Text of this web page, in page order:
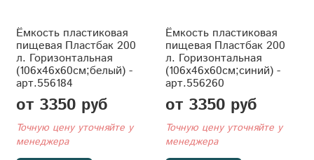
Ёмкость пластиковая
пищевая Пластбак 200
л. Горизонтальная
(106x46x60см;белый) -
арт.556184
от 3350 руб
Точную цену уточняйте у
менеджера
Ёмкость пластиковая
пищевая Пластбак 200
л. Горизонтальная
(106x46x60см;синий) -
арт.556260
от 3350 руб
Точную цену уточняйте у
менеджера